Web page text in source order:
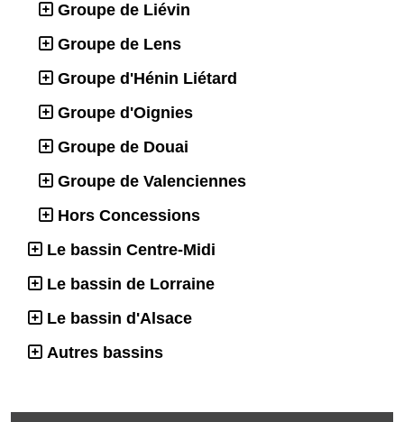
Groupe de Liévin
Groupe de Lens
Groupe d'Hénin Liétard
Groupe d'Oignies
Groupe de Douai
Groupe de Valenciennes
Hors Concessions
Le bassin Centre-Midi
Le bassin de Lorraine
Le bassin d'Alsace
Autres bassins